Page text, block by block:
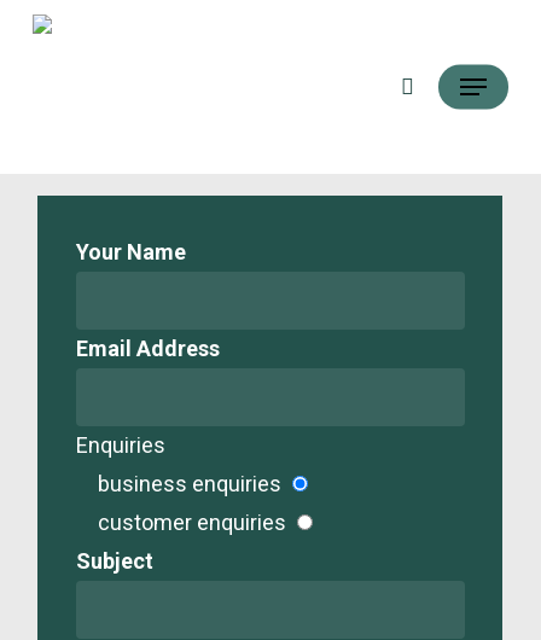
Pular
Menu
Your Name
Email Address
Enquiries
business enquiries
customer enquiries
Subject